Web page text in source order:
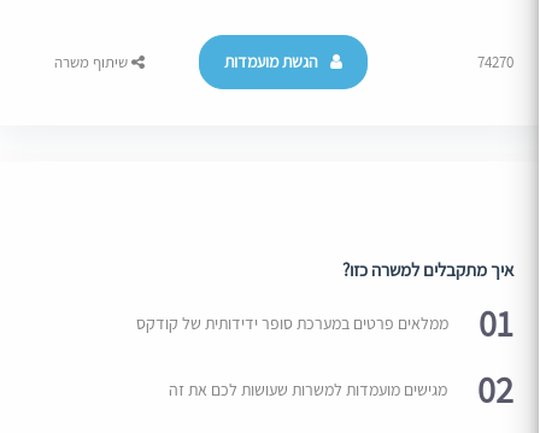
74270 הגשת מועמדות שיתוף משרה
איך מתקבלים למשרה כזו?
01 ממלאים פרטים במערכת סופר ידידותית של קודקס
02 מגישים מועמדות למשרות שעושות לכם את זה